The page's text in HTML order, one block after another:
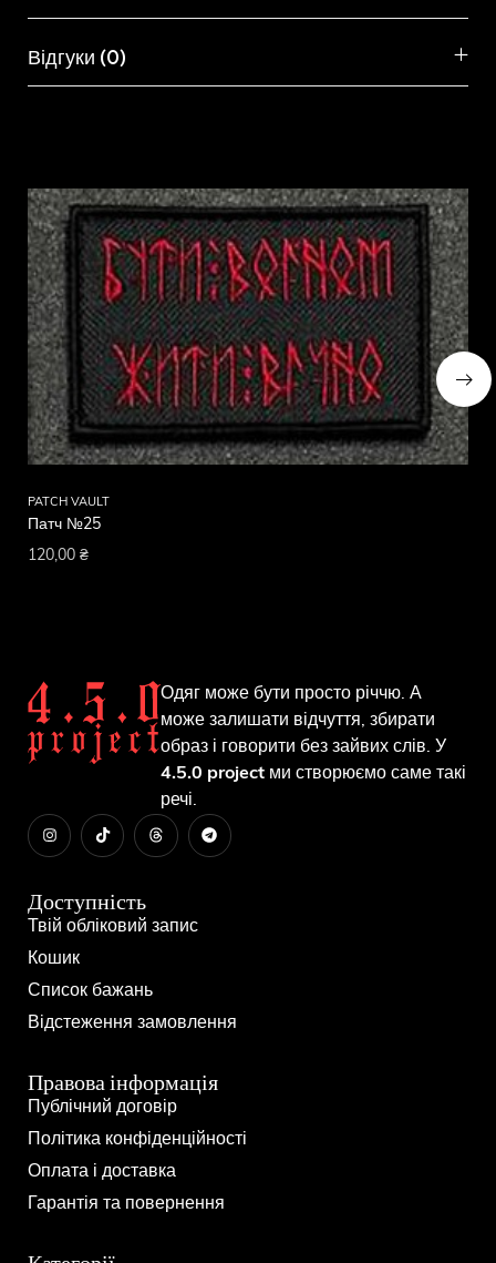
Відгуки (0)
PATCH VAULT
Патч №25
120,00 ₴
Одяг може бути просто річчю. А
може залишати відчуття, збирати
образ і говорити без зайвих слів. У
4.5.0 project ми створюємо саме такі
речі.
Доступність
Твій обліковий запис
Кошик
Список бажань
Відстеження замовлення
Правова інформація
Публічний договір
Політика конфіденційності
Оплата і доставка
Гарантія та повернення